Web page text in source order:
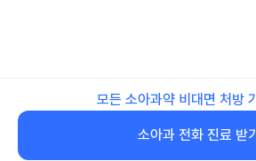
모든 소아과약 비대면 처방
소아과 전화 진료 받기